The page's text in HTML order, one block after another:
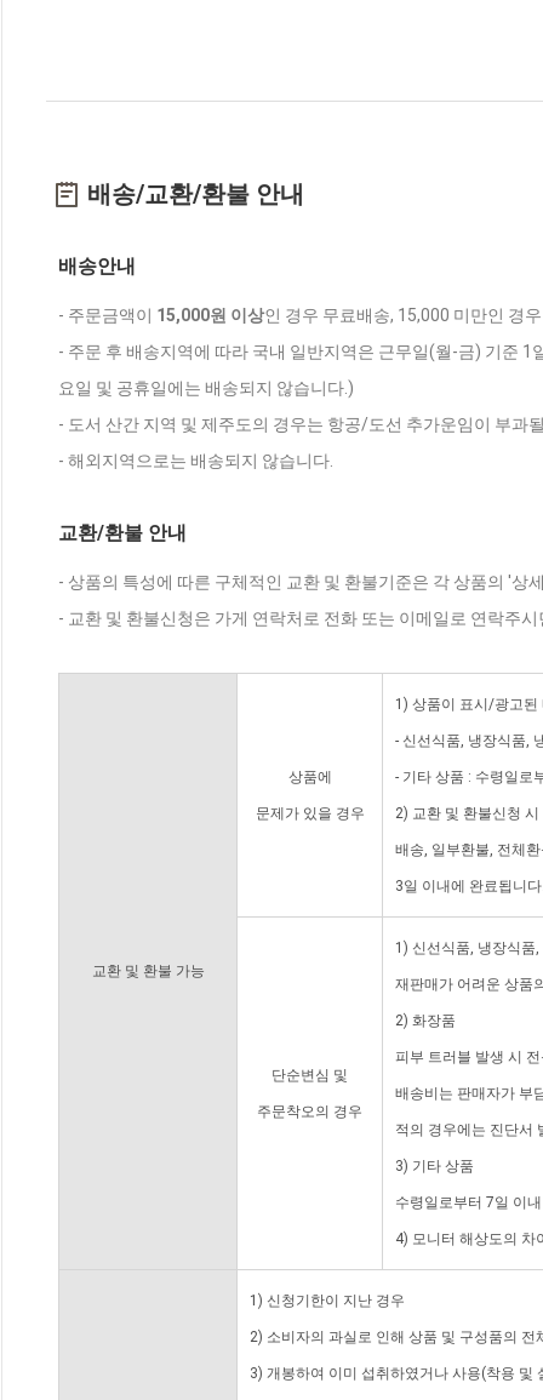
배송/교환/환불 안내
배송안내
- 주문금액이 15,000원 이상인 경우 무료배송, 15,000 미만인 경
- 주문 후 배송지역에 따라 국내 일반지역은 근무일(월-금) 기준
요일 및 공휴일에는 배송되지 않습니다.)
- 도서 산간 지역 및 제주도의 경우는 항공/도선 추가운임이 부과
- 해외지역으로는 배송되지 않습니다.
교환/환불 안내
- 상품의 특성에 따른 구체적인 교환 및 환불기준은 각 상품의 '상
- 교환 및 환불신청은 가게 연락처로 전화 또는 이메일로 연락주
교환 및 환불 가능
상품에
문제가 있을 경우
1) 상품이 표시/광고된
- 신선식품, 냉장식품,
- 기타 상품 : 수령일로
2) 교환 및 환불신청
배송, 일부환불, 전체
3일 이내에 완료됩니
단순변심 및
주문착오의 경우
1) 신선식품, 냉장식품
재판매가 어려운 상품
2) 화장품
피부 트러블 발생 시
배송비는 판매자가 부
적의 경우에는 진단서
3) 기타 상품
수령일로부터 7일 이
4) 모니터 해상도의 차
1) 신청기한이 지난 경우
2) 소비자의 과실로 인해 상품 및 구성품의
3) 개봉하여 이미 섭취하였거나 사용(착용 및